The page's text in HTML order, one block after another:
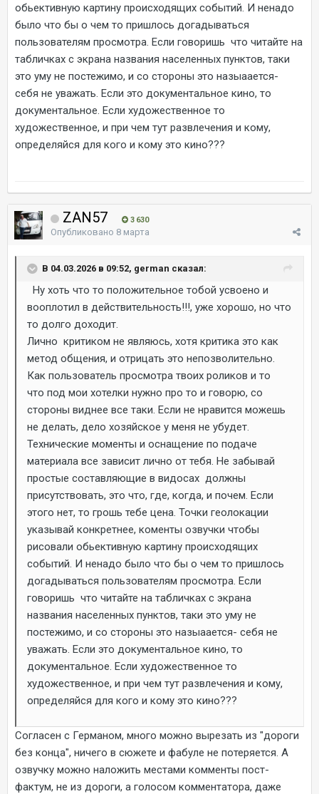
обьективную картину происходящих событий. И ненадо
было что бы о чем то пришлось догадываться
пользователям просмотра. Если говоришь что читайте на
табличках с экрана названия населенных пунктов, таки
это уму не постежимо, и со стороны это назыаается-
себя не уважать. Если это документальное кино, то
документальное. Если художественное то
художественное, и при чем тут развлечения и кому,
определяйся для кого и кому это кино???
ZAN57 3 630
Опубликовано 8 марта
В 04.03.2026 в 09:52, german сказал:
Ну хоть что то положительное тобой усвоено и
вооплотил в действительность!!!, уже хорошо, но что
то долго доходит.
Лично критиком не являюсь, хотя критика это как
метод общения, и отрицать это непозволительно.
Как пользователь просмотра твоих роликов и то
что под мои хотелки нужно про то и говорю, со
стороны виднее все таки. Если не нравится можешь
не делать, дело хозяйское у меня не убудет.
Технические моменты и оснащение по подаче
материала все зависит лично от тебя. Не забывай
простые составляющие в видосах должны
присутствовать, это что, где, когда, и почем. Если
этого нет, то грошь тебе цена. Точки геолокации
указывай конкретнее, коменты озвучки чтобы
рисовали обьективную картину происходящих
событий. И ненадо было что бы о чем то пришлось
догадываться пользователям просмотра. Если
говоришь что читайте на табличках с экрана
названия населенных пунктов, таки это уму не
постежимо, и со стороны это назыаается- себя не
уважать. Если это документальное кино, то
документальное. Если художественное то
художественное, и при чем тут развлечения и кому,
определяйся для кого и кому это кино???
Согласен с Германом, много можно вырезать из "дороги
без конца", ничего в сюжете и фабуле не потеряется. А
озвучку можно наложить местами комменты пост-
фактум, не из дороги, а голосом комментатора, даже